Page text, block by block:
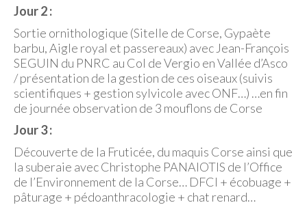
Jour 2 :
Sortie ornithologique (Sitelle de Corse, Gypaète
barbu, Aigle royal et passereaux) avec Jean-François
SEGUIN du PNRC au Col de Vergio en Vallée d’Asco
/ présentation de la gestion de ces oiseaux (suivis
scientifiques + gestion sylvicole avec ONF…) …en fin
de journée observation de 3 mouflons de Corse
Jour 3 :
Découverte de la Fruticée, du maquis Corse ainsi que
la suberaie avec Christophe PANAIOTIS de l’Office
de l’Environnement de la Corse… DFCI + écobuage +
pâturage + pédoanthracologie + chat renard…